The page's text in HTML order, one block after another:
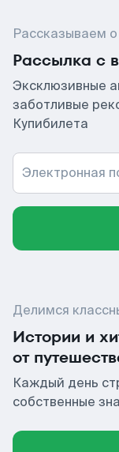
Рассказываем
Рассылка с
Эксклюзивные
заботливые
Купибилета
Электронная
Делимся
Истории и
от
Каждый день
собственные